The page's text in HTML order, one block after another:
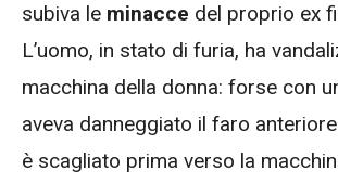
subiva le minacce del proprio ex
L’uomo, in stato di furia, ha
macchina della donna: forse con
aveva danneggiato il faro
è scagliato prima verso la